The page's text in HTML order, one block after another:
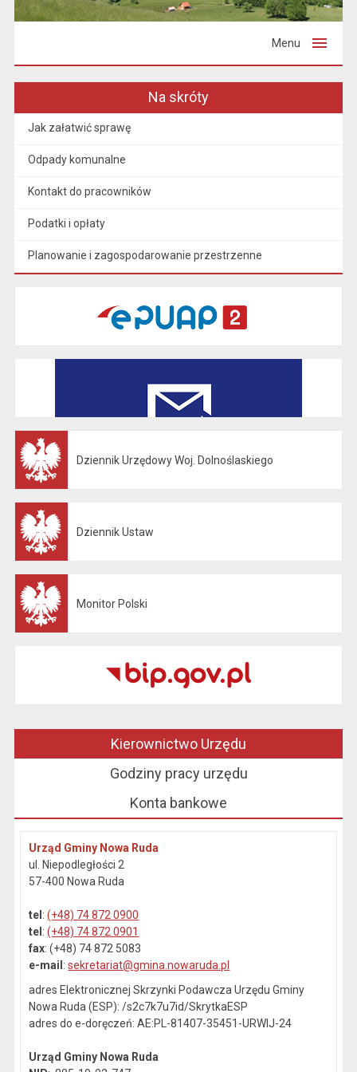
Menu
Na skróty
Jak załatwić sprawę
Odpady komunalne
Kontakt do pracowników
Podatki i opłaty
Planowanie i zagospodarowanie przestrzenne
Dziennik Urzędowy Woj. Dolnoślaskiego
Dziennik Ustaw
Monitor Polski
Kierownictwo Urzędu
Godziny pracy urzędu
Konta bankowe
Urząd Gminy Nowa Ruda
ul. Niepodległości 2
57-400 Nowa Ruda
tel :(+48) 74 872 0900
tel :(+48) 74 872 0901
fax: (+48) 74 872 5083
e-mail :sekretariat@gmina.nowaruda.pl
adres Elektronicznej Skrzynki Podawcza Urzędu Gminy
Nowa Ruda (ESP): /s2c7k7u7id/SkrytkaESP
adres do e-doręczeń: AE:PL-81407-35451-URWIJ-24
Urząd Gminy Nowa Ruda